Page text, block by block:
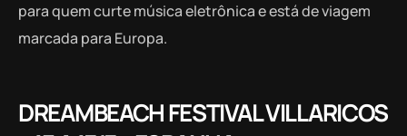
para quem curte música eletrônica e está de viagem
marcada para Europa.
DREAMBEACH FESTIVAL VILLARICOS